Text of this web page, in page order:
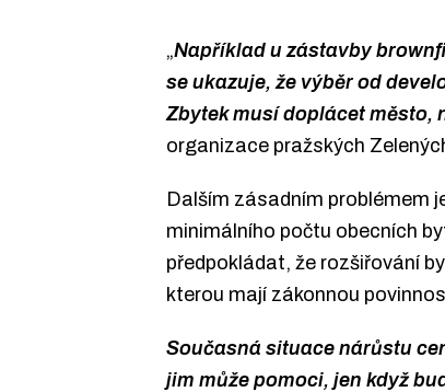
„Například u zástavby
se ukazuje, že výběr od
Zbytek musí doplácet město,
organizace pražských
Dalším zásadním problémem
minimálního počtu obecních
předpokládat, že rozšiřování
kterou mají zákonnou
Současná situace nárůstu
jim může pomoci, jen když